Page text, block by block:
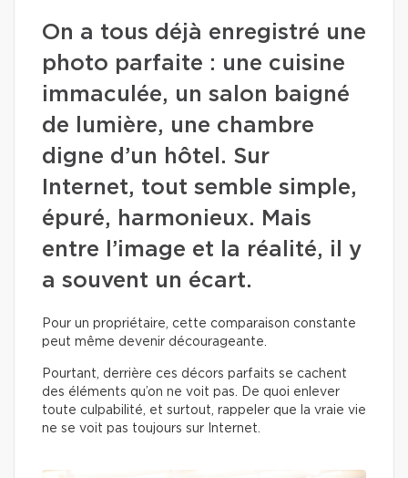
On a tous déjà enregistré une
photo parfaite : une cuisine
immaculée, un salon baigné
de lumière, une chambre
digne d’un hôtel. Sur
Internet, tout semble simple,
épuré, harmonieux. Mais
entre l’image et la réalité, il y
a souvent un écart.
Pour un propriétaire, cette comparaison constante
peut même devenir décourageante.
Pourtant, derrière ces décors parfaits se cachent
des éléments qu’on ne voit pas. De quoi enlever
toute culpabilité, et surtout, rappeler que la vraie vie
ne se voit pas toujours sur Internet.